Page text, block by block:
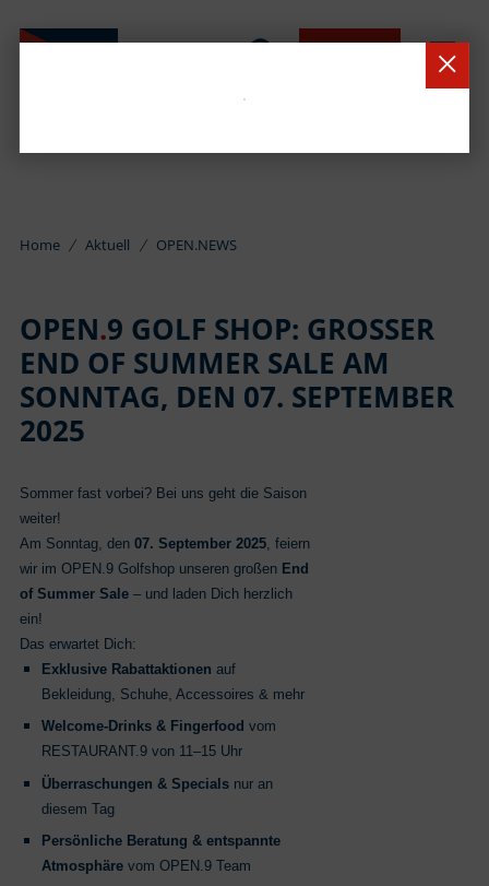
Home Aktuell OPEN.NEWS
OPEN.9 GOLF SHOP: GROSSER E
ND OF SUMMER SALE AM S
ONNTAG, DEN 07. SEPTEMBER 2
025
Sommer fast vorbei? Bei uns geht die Saison
weiter!
Am Sonntag, den 07. September 2025, feiern
wir im OPEN.9 Golfshop unseren großen End
of Summer Sale– und laden Dich herzlich
ein!
Das erwartet Dich:
Exklusive Rabattaktionen auf
Bekleidung, Schuhe, Accessoires & mehr
Welcome-Drinks & Fingerfood vom
RESTAURANT.9 von 11–15 Uhr
Überraschungen & Specialsnur an
diesem Tag
Persönliche Beratung & entspannte
Atmosphärevom OPEN.9 Team